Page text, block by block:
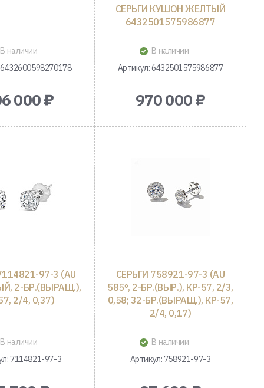
В наличии
000 ₽
СЕРЬГИ КУШОН ЖЕЛТЫЙ
6432501575986877
В наличии
Артикул: 6432501575986877
970 000 ₽
97-3 (AU
2-БР.(ВЫРАЩ.),
2/4, 0,37)
В наличии
7114821-97-3
СЕРЬГИ 758921-97-3 (AU
585º, 2-БР.(ВЫР.), КР-57, 2/3,
0,58; 32-БР.(ВЫРАЩ.), КР-57,
2/4, 0,17)
В наличии
Артикул: 758921-97-3